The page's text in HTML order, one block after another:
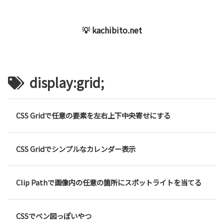
💡 kachibito.net
display:grid;
CSS Gridで任意の要素を左右上下中央寄せにする
CSS Gridでシンプルなカレンダー表示
Clip Pathで画像内の任意の箇所にスポットライトを当てる
CSSでベン図っぽいやつ